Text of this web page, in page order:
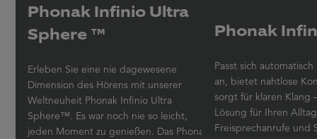
Phonak Infinio Ultra
Sphere ™
Erleben Sie eine nie dagewesene
Dimension des Hörens mit unserer
Weltneuheit Phonak Infinio Ultra
Sphere™. Es war noch nie so leicht,
jeden Moment zu genießen. Das Phonak
Phonak
Passt sich
an, bietet nahtlose
sorgt für klaren Klang – das ist die
Lösung für Ihren
Freisprechanrufe und